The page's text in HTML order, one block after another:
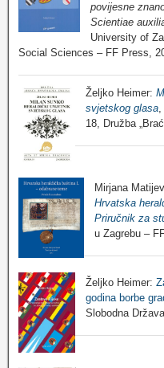
povijesne
Scientiae
University of
Social Sciences – FF Press,
Željko Heimer:
svjetskog glasa
18, Družba
Mirjana
Hrvatska
Priručnik za
u Zagrebu –
Željko Heimer:
godina borbe
Slobodna